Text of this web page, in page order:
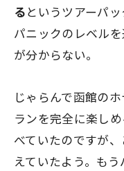
るというツアーパ
パニックのレベル
が分からない。
じゃらんで函館の
ランを完全に楽し
べていたのですが
えていたよう。も